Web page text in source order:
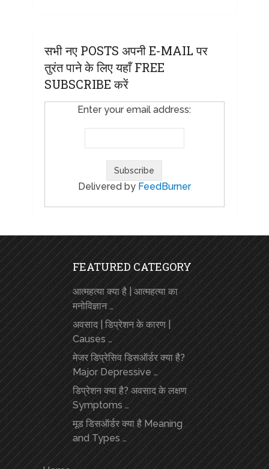
सभी नए POSTS अपनी E-MAIL पर
तुरंत पाने के लिए यहाँ FREE
SUBSCRIBE करें
Enter your email address:
Delivered by FeedBurner
FEATURED CATEGORY
आत्महत्या क्या है | आत्महत्या का
मनोविज्ञान …
अवसाद | डिप्रेशन के कारण |
Causes …
मेजर डिप्रेसिव डिसऑर्डर क्या है?
Major Depressive …
डिप्रेशन क्या है? अवसाद के लक्षण
Symptoms …
मूड डिसऑर्डर क्या है Meaning
and Types …